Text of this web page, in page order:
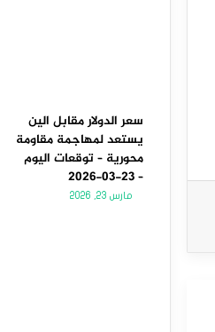
سعر الدولار مقابل الين
يستعد لمهاجمة مقاومة
محورية – توقعات اليوم
– 23-03-2026
مارس 23, 2026